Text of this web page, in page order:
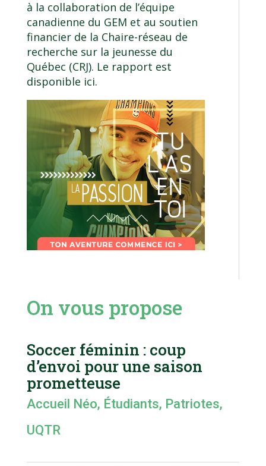
à la collaboration de l’équipe
canadienne du GEM et au soutien
financier de la Chaire-réseau de
recherche sur la jeunesse du
Québec (CRJ). Le rapport est
disponible ici.
On vous propose
Soccer féminin : coup
d’envoi pour une saison
prometteuse
Accueil Néo, Étudiants, Patriotes,
UQTR